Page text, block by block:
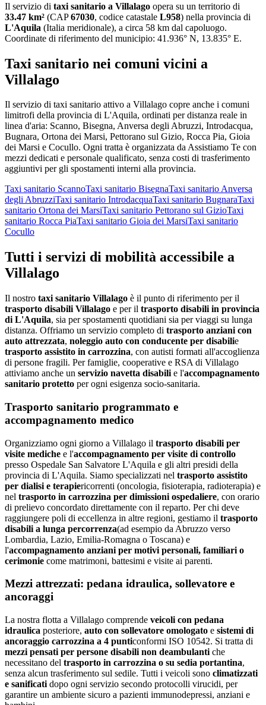
Il servizio di taxi sanitario a Villalago opera su un territorio di
33.47 km² (CAP67030, codice catastale L958) nella provincia di
L'Aquila (Italia meridionale), a circa 58 km dal capoluogo.
Coordinate di riferimento del municipio: 41.936° N, 13.835° E.
Taxi sanitario nei comuni vicini a
Villalago
Il servizio di taxi sanitario attivo a Villalago copre anche i comuni
limitrofi della provincia di L'Aquila, ordinati per distanza reale in
linea d'aria: Scanno, Bisegna, Anversa degli Abruzzi, Introdacqua,
Bugnara, Ortona dei Marsi, Pettorano sul Gizio, Rocca Pia, Gioia
dei Marsi e Cocullo. Ogni tratta è organizzata da Assistiamo Te con
mezzi dedicati e personale qualificato, senza costi di trasferimento
aggiuntivi per gli spostamenti interni alla provincia.
Taxi sanitario ScannoTaxi sanitario BisegnaTaxi sanitarioAnversa
degli AbruzziTaxi sanitario IntrodacquaTaxi sanitario BugnaraTaxi
sanitario Ortona dei MarsiTaxi sanitario Pettorano sul GizioTaxi
sanitario Rocca PiaTaxi sanitario Gioia dei MarsiTaxi sanitario
Cocullo
Tutti i servizi di mobilità accessibile a
Villalago
Il nostro taxi sanitario Villalago è il punto di riferimento per il
trasporto disabili Villalago e per il trasporto disabili in provincia
di L'Aquila, sia per spostamenti quotidiani sia per viaggi su lunga
distanza. Offriamo un servizio completo di trasporto anziani con
auto attrezzata, noleggio auto con conducente per disabilie
trasporto assistito in carrozzina, con autisti formati all'accoglienza
di persone fragili. Per famiglie, cooperative e RSA di Villalago
attiviamo anche un servizio navetta disabili e l'accompagnamento
sanitario protetto per ogni esigenza socio-sanitaria.
Trasporto sanitario programmato e
accompagnamento medico
Organizziamo ogni giorno a Villalago il trasporto disabili per
visite mediche e l'accompagnamento per visite di controllo
presso Ospedale San Salvatore L'Aquila e gli altri presidi della
provincia di L'Aquila. Siamo specializzati nel trasporto assistito
per dialisi e terapiericorrenti (oncologia, fisioterapia, radioterapia) e
nel trasporto in carrozzina per dimissioni ospedaliere, con orario
di prelievo concordato direttamente con il reparto. Per chi deve
raggiungere poli di eccellenza in altre regioni, gestiamo il trasporto
disabili a lunga percorrenza(ad esempio da Abruzzo verso
Lombardia, Lazio, Emilia-Romagna o Toscana) e
l'accompagnamento anziani per motivi personali, familiari o
cerimonie come matrimoni, battesimi e visite ai parenti.
Mezzi attrezzati: pedana idraulica, sollevatore e
ancoraggi
La nostra flotta a Villalago comprende veicoli con pedana
idraulica posteriore, auto con sollevatore omologato e sistemi di
ancoraggio carrozzina a 4 punticonformi ISO 10542. Si tratta di
mezzi pensati per persone disabili non deambulanti che
necessitano del trasporto in carrozzina o su sedia portantina,
senza alcun trasferimento sul sedile. Tutti i veicoli sono climatizzati
e sanificati dopo ogni servizio secondo protocolli virucidi, per
garantire un ambiente sicuro a pazienti immunodepressi, anziani e